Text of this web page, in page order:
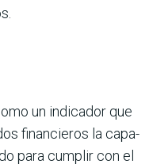
un indicador que
financieros la capa­
para cumplir con el